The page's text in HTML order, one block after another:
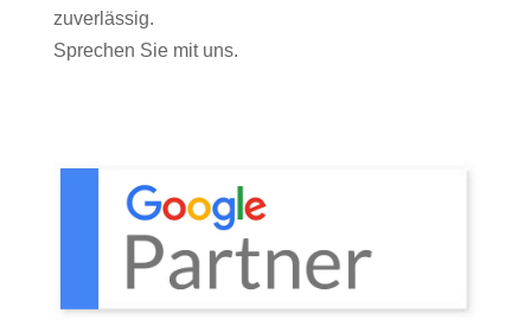
zuverlässig.
Sprechen Sie mit uns.